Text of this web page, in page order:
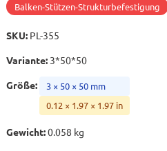
Balken-Stützen-Strukturbefestigung
SKU: PL-355
Variante: 3*50*50
Größe:
3 × 50 × 50 mm
0.12 × 1.97 × 1.97 in
Gewicht:0.058 kg